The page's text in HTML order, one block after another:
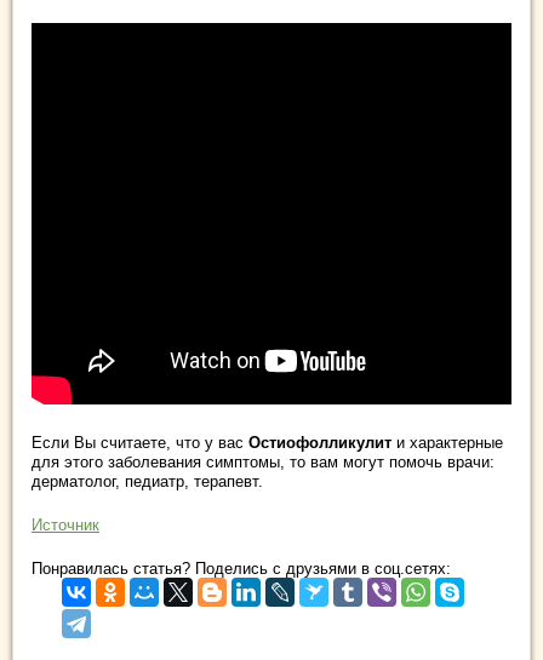
Если Вы считаете, что у вас Остиофолликулит и характерные
для этого заболевания симптомы, то вам могут помочь врачи:
дерматолог, педиатр, терапевт.
Источник
Понравилась статья? Поделись с друзьями в соц.сетях: